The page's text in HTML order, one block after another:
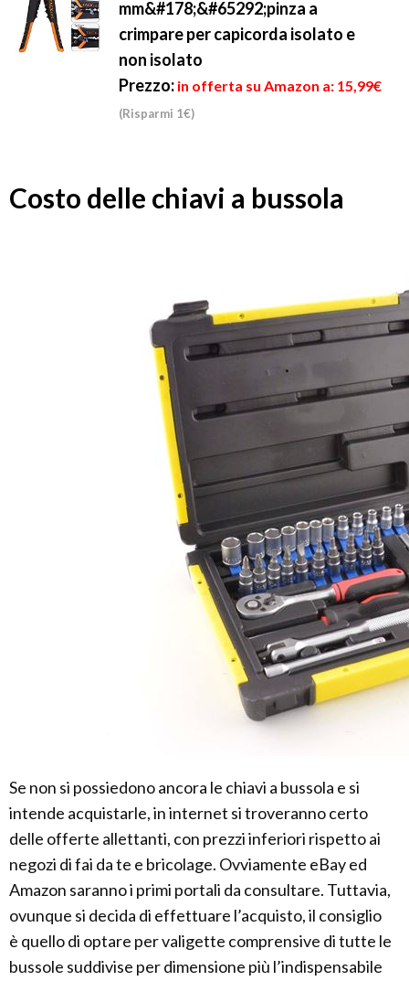
mm&#178;&#65292;pinza a
crimpare per capicorda isolato e
non isolato
Prezzo: in offerta su Amazon a: 15,99€
(Risparmi 1€)
Costo delle chiavi a bussola
Se non si possiedono ancora le chiavi a bussola e si
intende acquistarle, in internet si troveranno certo
delle offerte allettanti, con prezzi inferiori rispetto ai
negozi di fai da te e bricolage. Ovviamente eBay ed
Amazon saranno i primi portali da consultare. Tuttavia,
ovunque si decida di effettuare l’acquisto, il consiglio
è quello di optare per valigette comprensive di tutte le
bussole suddivise per dimensione più l’indispensabile